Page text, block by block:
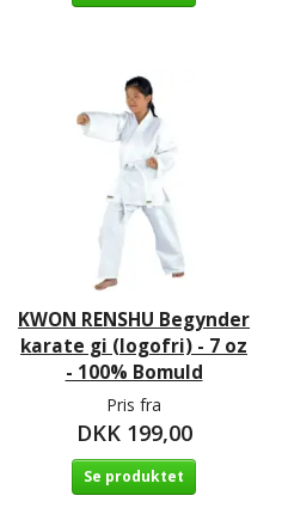
KWON RENSHU Begynder
karate gi (logofri) - 7 oz
- 100% Bomuld
Pris fra
DKK 199,00
Se produktet